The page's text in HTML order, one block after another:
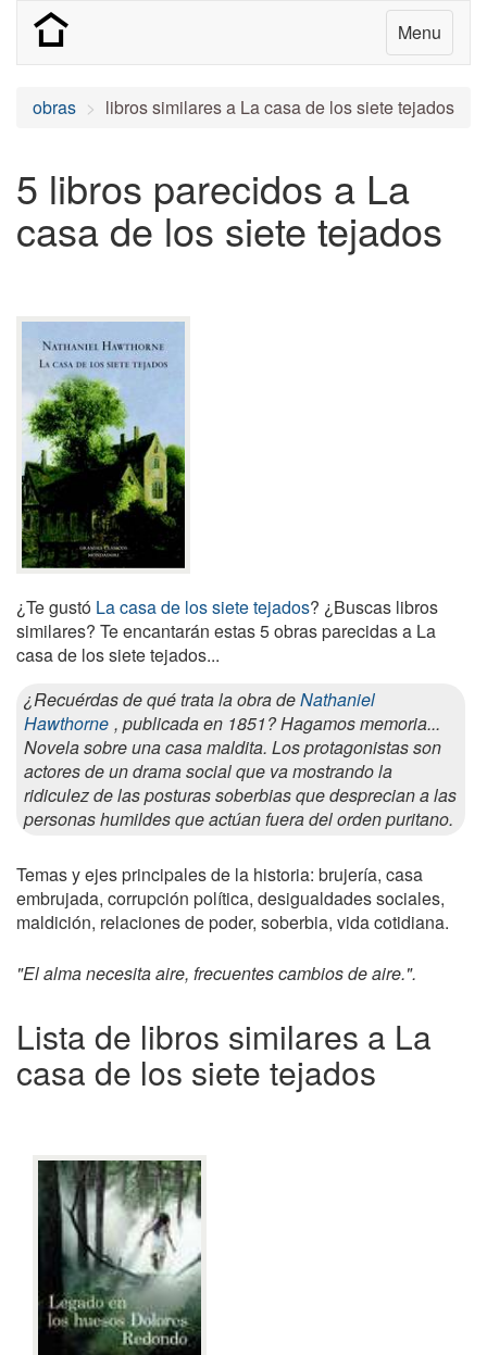
Menu
obras libros similares a La casa de los siete tejados
5 libros parecidos a La
casa de los siete tejados
¿Te gustó La casa de los siete tejados? ¿Buscas libros
similares? Te encantarán estas 5 obras parecidas a La
casa de los siete tejados...
¿Recuérdas de qué trata la obra deNathaniel
Hawthorne , publicada en 1851? Hagamos memoria...
Novela sobre una casa maldita. Los protagonistas son
actores de un drama social que va mostrando la
ridiculez de las posturas soberbias que desprecian a las
personas humildes que actúan fuera del orden puritano.
Temas y ejes principales de la historia: brujería, casa
embrujada, corrupción política, desigualdades sociales,
maldición, relaciones de poder, soberbia, vida cotidiana.
"El alma necesita aire, frecuentes cambios de aire.".
Lista de libros similares a La
casa de los siete tejados